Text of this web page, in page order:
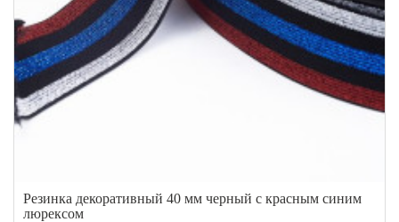
Резинка декоративный 40 мм черный с красным синим
люрексом